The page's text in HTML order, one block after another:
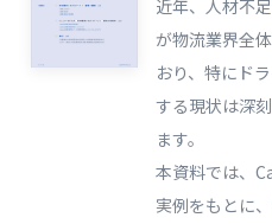
近年、人材不
が物流業界全
おり、特にド
する現状は深
ます。
本資料では、
実例をもとに